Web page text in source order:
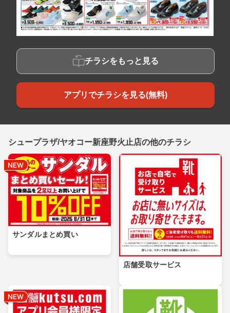
チラシをもっと見る
アプリでチラシを見る(無料)
シュープラザ/ヤオコー新座野火止店の他のチラシ
サンダルまとめ買い
店舗受取サービス